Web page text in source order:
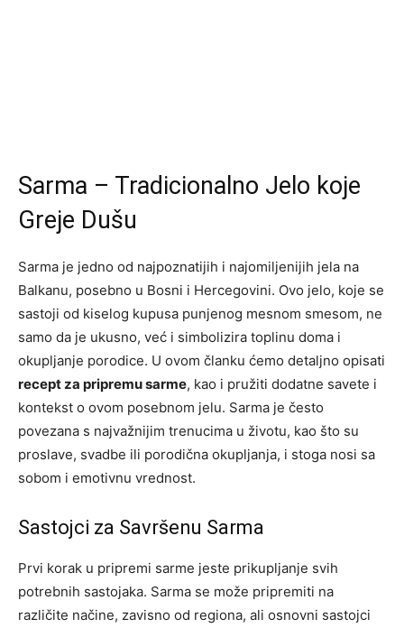
Sarma – Tradicionalno Jelo koje
Greje Dušu
Sarma je jedno od najpoznatijih i najomiljenijih jela na
Balkanu, posebno u Bosni i Hercegovini. Ovo jelo, koje se
sastoji od kiselog kupusa punjenog mesnom smesom, ne
samo da je ukusno, već i simbolizira toplinu doma i
okupljanje porodice. U ovom članku ćemo detaljno opisati
recept za pripremu sarme, kao i pružiti dodatne savete i
kontekst o ovom posebnom jelu. Sarma je često
povezana s najvažnijim trenucima u životu, kao što su
proslave, svadbe ili porodična okupljanja, i stoga nosi sa
sobom i emotivnu vrednost.
Sastojci za Savršenu Sarma
Prvi korak u pripremi sarme jeste prikupljanje svih
potrebnih sastojaka. Sarma se može pripremiti na
različite načine, zavisno od regiona, ali osnovni sastojci